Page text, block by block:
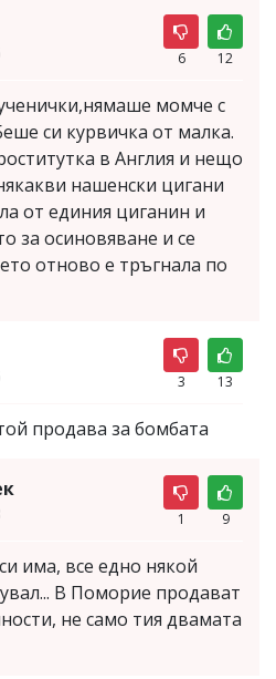
6 12
момче с
си курвичка от малка.
в Англия и нещо
нашенски цигани
от единия циганин и
за осиновяване и се
отново е тръгнала по
3 13
продава за бомбата
1 9
има, все едно някой
В Поморие продават
не само тия двамата